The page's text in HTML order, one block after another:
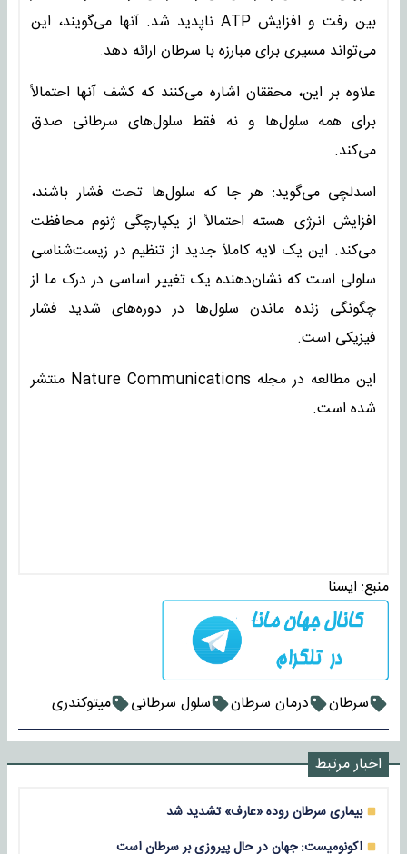
بین رفت و افزایش ATP ناپدید شد. آنها می‌گویند، این
می‌تواند مسیری برای مبارزه با سرطان ارائه دهد.
علاوه بر این، محققان اشاره می‌کنند که کشف آنها احتمالاً
برای همه سلول‌ها و نه فقط سلول‌های سرطانی صدق
می‌کند.
اسدلچی می‌گوید: هر جا که سلول‌ها تحت فشار باشند،
افزایش انرژی هسته احتمالاً از یکپارچگی ژنوم محافظت
می‌کند. این یک لایه کاملاً جدید از تنظیم در زیست‌شناسی
سلولی است که نشان‌دهنده یک تغییر اساسی در درک ما از
چگونگی زنده ماندن سلول‌ها در دوره‌های شدید فشار
فیزیکی است.
این مطالعه در مجله‌ Nature Communications منتشر
شده است.
منبع: ايسنا
سرطان درمان سرطان سلول سرطانی میتوکندری
اخبار مرتبط
بیماری سرطان روده «عارف» تشدید شد
اکونومیست: جهان در حال پیروزی بر سرطان است